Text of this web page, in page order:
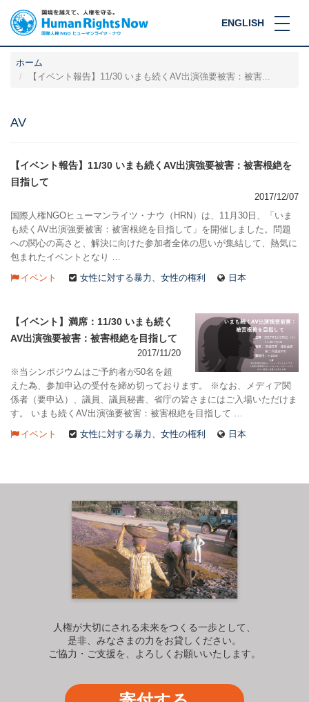
ENGLISH
ホーム
【イベント報告】11/30 いまも続くAV出演強要被害：被害...
AV
【イベント報告】11/30 いまも続くAV出演強要被害：被害根絶を
目指して
2017/12/07
国際人権NGOヒューマンライツ・ナウ（HRN）は、11月30日、「いま
も続くAV出演強要被害：被害根絶を目指して」を開催しました。問題
への関心の高さと、解決に向けた参加者全体の思いが集結して、熱気に
包まれたイベントとなり …
イベント 女性に対する暴力、女性の権利 日本
【イベント】満席：11/30 いまも続く
AV出演強要被害：被害根絶を目指して
2017/11/20
※当シンポジウムはご予約者が50名を超
えた為、参加申込の受付を締め切っております。 ※なお、メディア関
係者（要申込）、議員、議員秘書、省庁の皆さまにはご入場いただけま
す。 いまも続くAV出演強要被害：被害根絶を目指して …
イベント 女性に対する暴力、女性の権利 日本
人権が大切にされる未来をつくる一歩として、
是非、みなさまの力をお貸しください。
ご協力・ご支援を、よろしくお願いいたします。